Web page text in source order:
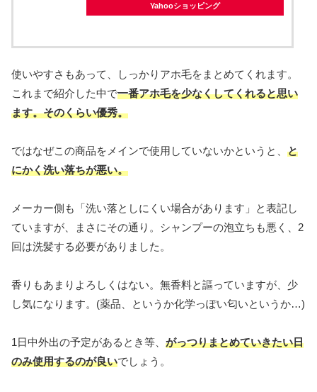
Yahooショッピング
使いやすさもあって、しっかりアホ毛をまとめてくれます。
これまで紹介した中で一番アホ毛を少なくしてくれると思い
ます。そのくらい優秀。
ではなぜこの商品をメインで使用していないかというと、 と
にかく洗い落ちが悪い。
メーカー側も「洗い落としにくい場合があります」と表記し
ていますが、まさにその通り。シャンプーの泡立ちも悪く、2
回は洗髪する必要がありました。
香りもあまりよろしくはない。無香料と謳っていますが、少
し気になります。(薬品、というか化学っぽい匂いというか…)
1日中外出の予定があるとき等、 がっつりまとめていきたい日
のみ使用するのが良いでしょう。